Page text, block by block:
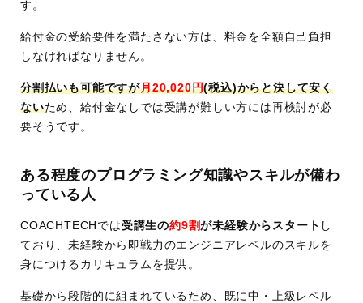
す。
給付金の受給要件を満たさない方は、料金を全額自己負担
しなければなりません。
分割払いも可能ですが月20,020円(税込)からと決して安く
ないため、給付金なしでは受講が難しい方には再検討が必
要そうです。
ある程度のプログラミング知識やスキルが備わ
っている人
COACHTECHでは受講生の約9割が未経験からスタート し
ており、未経験から即戦力のエンジニアレベルのスキルを
身につけるカリキュラムを提供。
基礎から段階的に組まれているため、既に中・上級レベル